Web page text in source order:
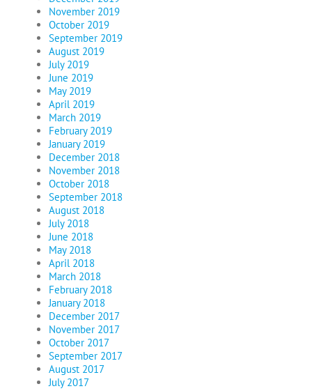
November 2019
October 2019
September 2019
August 2019
July 2019
June 2019
May 2019
April 2019
March 2019
February 2019
January 2019
December 2018
November 2018
October 2018
September 2018
August 2018
July 2018
June 2018
May 2018
April 2018
March 2018
February 2018
January 2018
December 2017
November 2017
October 2017
September 2017
August 2017
July 2017